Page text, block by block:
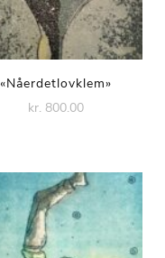
«Nåerdetlovklem»
kr. 800.00